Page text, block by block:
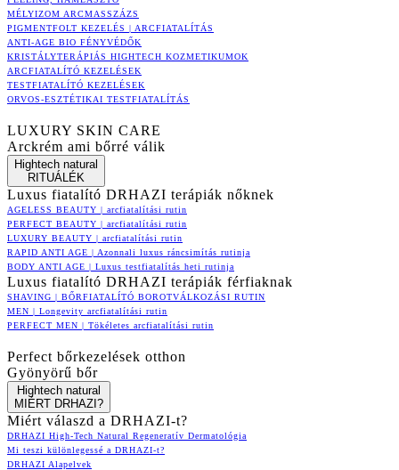
MÉLYIZOM ARCMASSZÁZS
PIGMENTFOLT KEZELÉS | ARCFIATALÍTÁS
ANTI-AGE BIO FÉNYVÉDŐK
KRISTÁLYTERÁPIÁS HIGHTECH KOZMETIKUMOK
ARCFIATALÍTÓ KEZELÉSEK
TESTFIATALÍTÓ KEZELÉSEK
ORVOS-ESZTÉTIKAI TESTFIATALÍTÁS
LUXURY SKIN CARE
Arckrém ami bőrré válik
Hightech natural
RITUÁLÉK
Luxus fiatalító DRHAZI terápiák nőknek
AGELESS BEAUTY | arcfiatalítási rutin
PERFECT BEAUTY | arcfiatalítási rutin
LUXURY BEAUTY | arcfiatalítási rutin
RAPID ANTI AGE | Azonnali luxus ráncsimítás rutinja
BODY ANTI AGE | Luxus testfiatalítás heti rutinja
Luxus fiatalító DRHAZI terápiák férfiaknak
SHAVING | BŐRFIATALÍTÓ BOROTVÁLKOZÁSI RUTIN
MEN | Longevity arcfiatalítási rutin
PERFECT MEN | Tökéletes arcfiatalítási rutin
Perfect bőrkezelések otthon
Gyönyörű bőr
Hightech natural
MIÉRT DRHAZI?
Miért válaszd a DRHAZI-t?
DRHAZI High-Tech Natural Regeneratív Dermatológia
Mi teszi különlegessé a DRHAZI-t?
DRHAZI Alapelvek